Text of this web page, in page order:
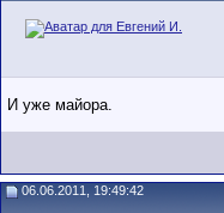
И уже майора.
06.06.2011, 19:49:42